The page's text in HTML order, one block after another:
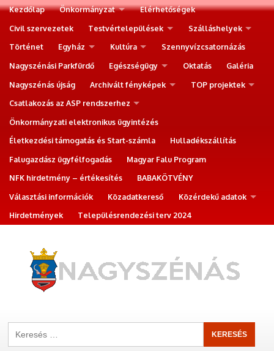
Kezdőlap Önkormányzat
Elérhetőségek
Civil szervezetek
Testvértelepülések
Szálláshelyek
Történet
Egyház Kultúra
Szennyvízcsatornázás
Nagyszénási Parkfürdő
Egészségügy Oktatás
Galéria
Nagyszénás újság
Archivált fényképek
TOP projektek
Csatlakozás az ASP rendszerhez
Önkormányzati elektronikus ügyintézés
Életkezdési támogatás és Start-számla
Hulladékszállítás
Falugazdász ügyfélfogadás
Magyar Falu Program
NFK hirdetmény – értékesítés
BABAKÖTVÉNY
Választási információk
Közadatkereső
Közérdekű adatok
Hirdetmények
Településrendezési terv 2024